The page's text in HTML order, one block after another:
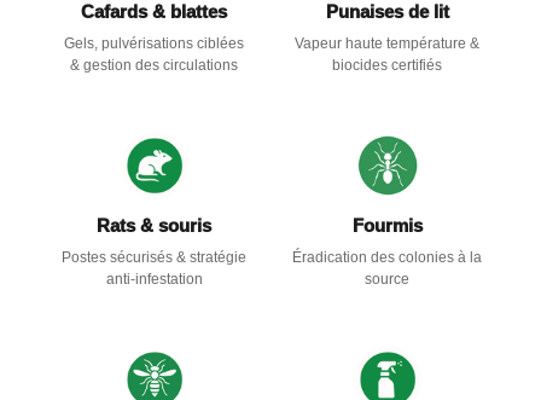
Cafards & blattes
Gels, pulvérisations ciblées
& gestion des circulations
Punaises de lit
Vapeur haute température &
biocides certifiés
Rats & souris
Postes sécurisés & stratégie
anti-infestation
Fourmis
Éradication des colonies à la
source